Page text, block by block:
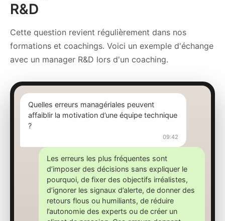
R&D
Cette question revient régulièrement dans nos
formations et coachings. Voici un exemple d'échange
avec un manager R&D lors d'un coaching.
Quelles erreurs managériales peuvent
affaiblir la motivation d’une équipe technique
?
09:42
Les erreurs les plus fréquentes sont
d’imposer des décisions sans expliquer le
pourquoi, de fixer des objectifs irréalistes,
d’ignorer les signaux d’alerte, de donner des
retours flous ou humiliants, de réduire
l’autonomie des experts ou de créer un